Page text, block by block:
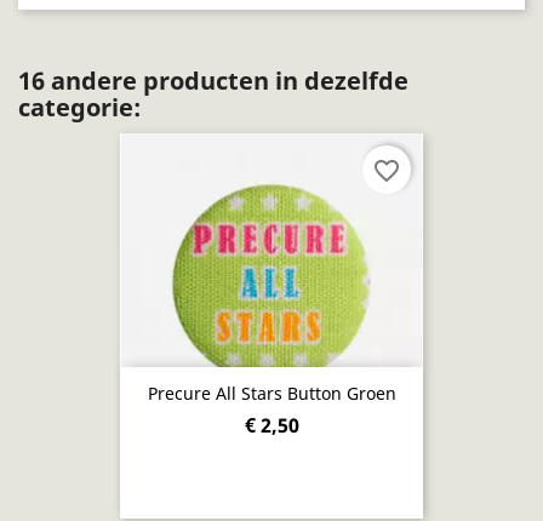
16 andere producten in dezelfde
categorie:
Precure All Stars Button Groen
€ 2,50
favorite_border